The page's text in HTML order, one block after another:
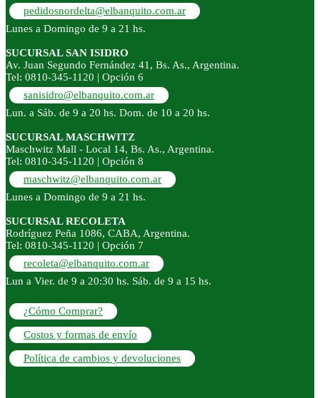
pedidosnordelta@elbanquito.com.ar
Lunes a Domingo de 9 a 21 hs.
SUCURSAL SAN ISIDRO
Av. Juan Segundo Fernández 41, Bs. As., Argentina.
Tel: 0810-345-1120 | Opción 6
sanisidro@elbanquito.com.ar
Lun. a Sáb. de 9 a 20 hs. Dom. de 10 a 20 hs.
SUCURSAL MASCHWITZ
Maschwitz Mall - Local 14, Bs. As., Argentina.
Tel: 0810-345-1120 | Opción 8
maschwitz@elbanquito.com.ar
Lunes a Domingo de 9 a 21 hs.
SUCURSAL RECOLETA
Rodríguez Peña 1086, CABA, Argentina.
Tel: 0810-345-1120 | Opción 7
recoleta@elbanquito.com.ar
Lun a Vier. de 9 a 20:30 hs. Sáb. de 9 a 15 hs.
¿Cómo Comprar?
Costos y formas de envío
Política de cambios y devoluciones